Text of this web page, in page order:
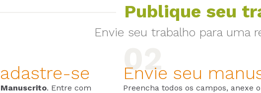
Publique seu
Envie seu trabalho para uma
se
. Entre com
Envie seu
Preencha todos os campos, anexe